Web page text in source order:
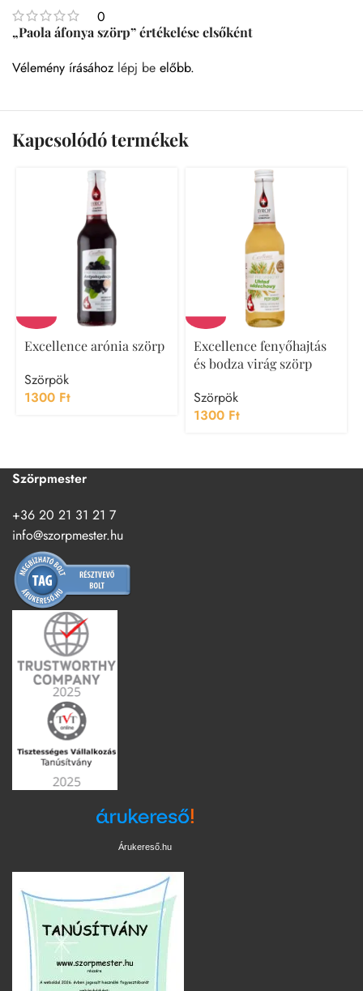
0
„Paola áfonya szörp” értékelése elsőként
Vélemény írásához lépj be előbb.
Kapcsolódó termékek
Excellence arónia szörp
Szörpök
1300 Ft
Excellence fenyőhajtás
és bodza virág szörp
Szörpök
1300 Ft
Szörpmester
+36 20 21 31 21 7
info@szorpmester.hu
Árukereső.hu